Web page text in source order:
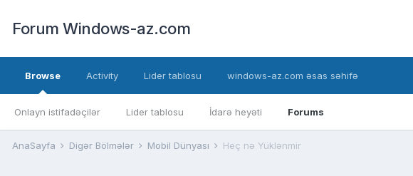
Forum Windows-az.com
Browse
Onlayn istifadəçilər Lider tablosu İdarə heyəti Forums
Activity Lider tablosu windows-az.com əsas səhifə
AnaSayfa Digər Bölmələr Mobil Dünyası Heç nə Yüklənmir